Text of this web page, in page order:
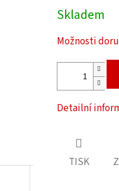
Měrná
cena:
Skladem
Možnosti
Detailní
TISK